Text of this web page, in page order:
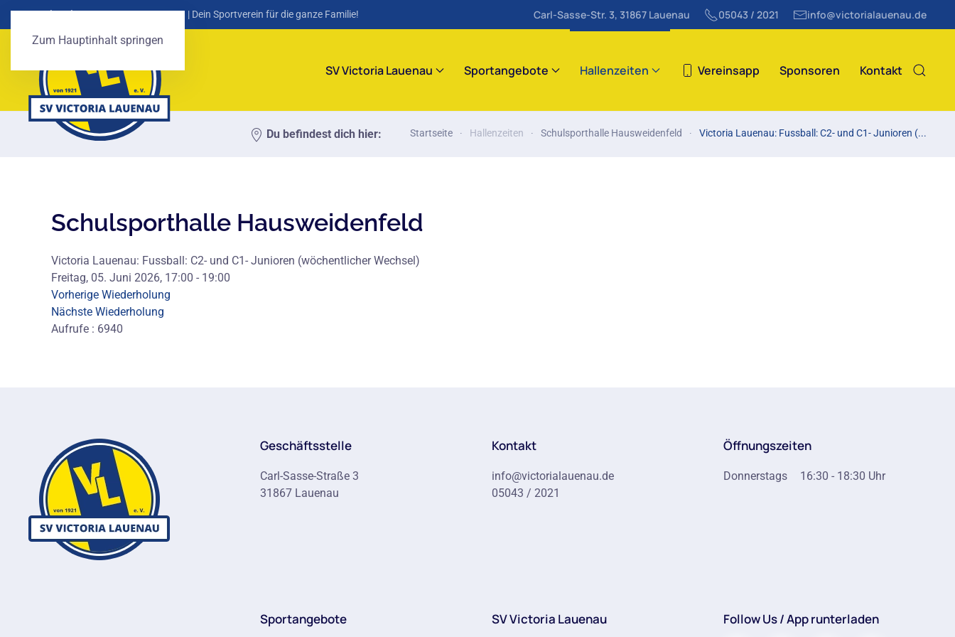
Zum Hauptinhalt springen
SV Victoria Lauenau von 1921 e. V. | Dein Sportverein für die ganze Familie! Carl-Sasse-Str. 3, 31867 Lauenau 05043 / 2021 info@victorialauenau.de
SV Victoria Lauenau Sportangebote Hallenzeiten Vereinsapp Sponsoren Kontakt
Du befindest dich hier: Startseite Hallenzeiten Schulsporthalle Hausweidenfeld Victoria Lauenau: Fussball: C2- und C1- Junioren (...
Schulsporthalle Hausweidenfeld
Victoria Lauenau: Fussball: C2- und C1- Junioren (wöchentlicher Wechsel)
Freitag, 05. Juni 2026, 17:00 - 19:00
Vorherige Wiederholung
Nächste Wiederholung
Aufrufe : 6940
Geschäftsstelle
Carl-Sasse-Straße 3
31867 Lauenau
Kontakt
info@victorialauenau.de
05043 / 2021
Öffnungszeiten
Donnerstags 16:30 - 18:30 Uhr
Sportangebote SV Victoria Lauenau Follow Us / App runterladen